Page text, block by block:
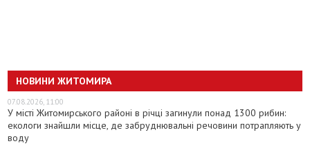
НОВИНИ ЖИТОМИРА
07.08.2026, 11:00
У місті Житомирського районі в річці загинули понад 1300 рибин:
екологи знайшли місце, де забруднювальні речовини потрапляють у
воду